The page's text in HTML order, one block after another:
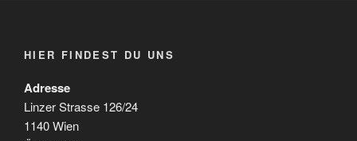
HIER FINDEST DU UNS
Adresse
Linzer Strasse 126/24
1140 Wien